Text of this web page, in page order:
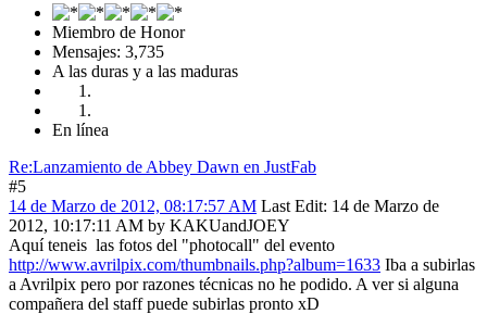
Miembro de Honor
Mensajes: 3,735
A las duras y a las maduras
En línea
Re:Lanzamiento de Abbey Dawn en JustFab
#5
14 de Marzo de 2012, 08:17:57 AM Last Edit: 14 de Marzo de
2012, 10:17:11 AM by KAKUandJOEY
Aquí teneis las fotos del "photocall" del evento
http://www.avrilpix.com/thumbnails.php?album=1633 Iba a subirlas
a Avrilpix pero por razones técnicas no he podido. A ver si alguna
compañera del staff puede subirlas pronto xD